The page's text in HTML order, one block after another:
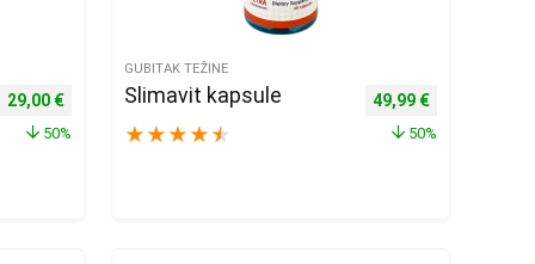
Izvorna cijena bila je: 58,00 €.
29,00 €Trenutna cijena je: 29,00 €.
50%
GUBITAK TEŽINE
Slimavit kapsule
★ ★ ★ ★ ★
Izvorna cijena bila
49,99 €Trenutna
50%